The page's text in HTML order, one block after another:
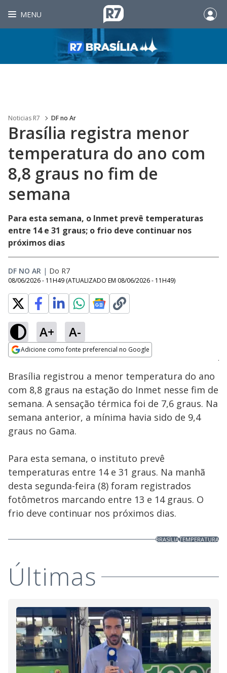
MENU
Noticias R7 DF no Ar
Brasília registra menor
temperatura do ano com
8,8 graus no fim de
semana
Para esta semana, o Inmet prevê temperaturas
entre 14 e 31 graus; o frio deve continuar nos
próximos dias
DF NO AR | Do R7
08/06/2026 - 11H49 (ATUALIZADO EM 08/06/2026 - 11H49)
A+ A-
Adicione como fonte preferencial no Google
Ativar
100.00%
Brasília registrou a menor temperatura do ano
com 8,8 graus na estação do Inmet nesse fim de
semana. A sensação térmica foi de 7,6 graus. Na
semana anterior, a mínima havia sido de 9,4
graus no Gama.
Para esta semana, o instituto prevê
temperaturas entre 14 e 31 graus. Na manhã
desta segunda-feira (8) foram registrados
fotômetros marcando entre 13 e 14 graus. O
frio deve continuar nos próximos dias.
BRASÍLIATEMPERATURA
Últimas